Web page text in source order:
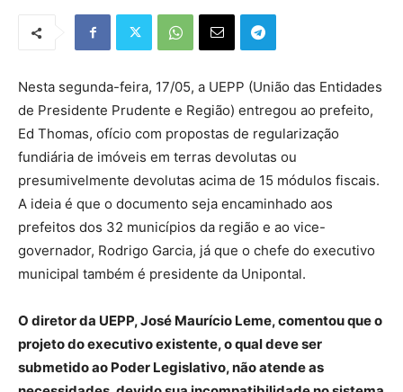
Nesta segunda-feira, 17/05, a UEPP (União das Entidades
de Presidente Prudente e Região) entregou ao prefeito,
Ed Thomas, ofício com propostas de regularização
fundiária de imóveis em terras devolutas ou
presumivelmente devolutas acima de 15 módulos fiscais.
A ideia é que o documento seja encaminhado aos
prefeitos dos 32 municípios da região e ao vice-
governador, Rodrigo Garcia, já que o chefe do executivo
municipal também é presidente da Unipontal.
O diretor da UEPP, José Maurício Leme, comentou que o
projeto do executivo existente, o qual deve ser
submetido ao Poder Legislativo, não atende as